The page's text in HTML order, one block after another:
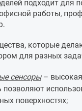
подходит для
работы,
которые
для разных
сенсоры– высокая
позволяют
поверхностях;